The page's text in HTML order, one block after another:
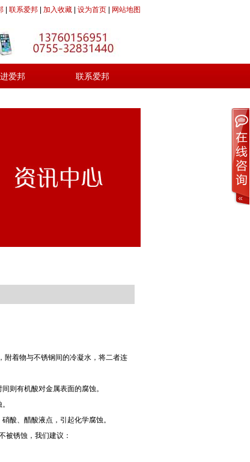
联系爱邦 加入收藏 设为首页 网站地图
爱邦 联系爱邦
附着物与不锈钢间的冷凝水，将二者连
则有机酸对金属表面的腐蚀。
酸、醋酸液点，引起化学腐蚀。
被锈蚀，我们建议：